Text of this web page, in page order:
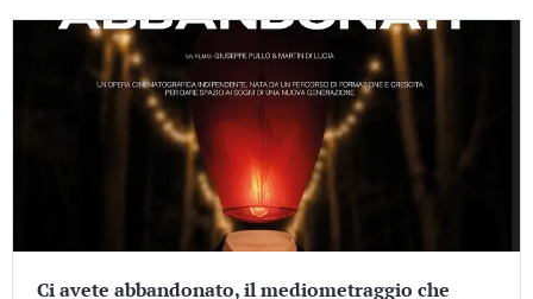
Ci avete abbandonato, il mediometraggio che